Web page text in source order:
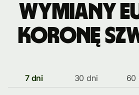
wymiany
koronę
7 dni 30 dni 60